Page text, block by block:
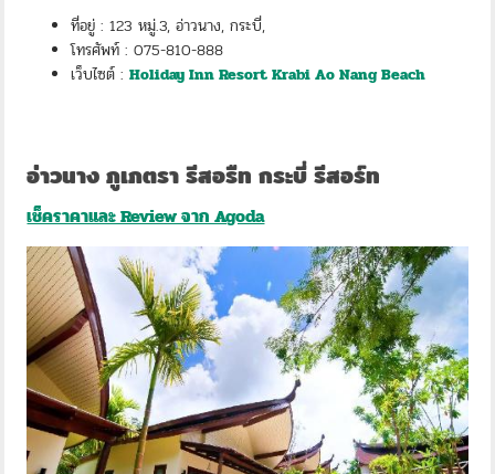
ที่อยู่ : 123 หมู่.3, อ่าวนาง, กระบี่,
โทรศัพท์ : 075-810-888
เว็บไซต์ :Holiday Inn Resort Krabi Ao Nang Beach
อ่าวนาง ภูเภตรา รีสอรืท กระบี่ รีสอร์ท
เช็คราคาและ Review จาก Agoda